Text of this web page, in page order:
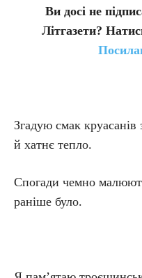
Ви досі не
Літгазети?
Згадую смак круасанів
й хатнє тепло.
Спогади чемно
раніше було.